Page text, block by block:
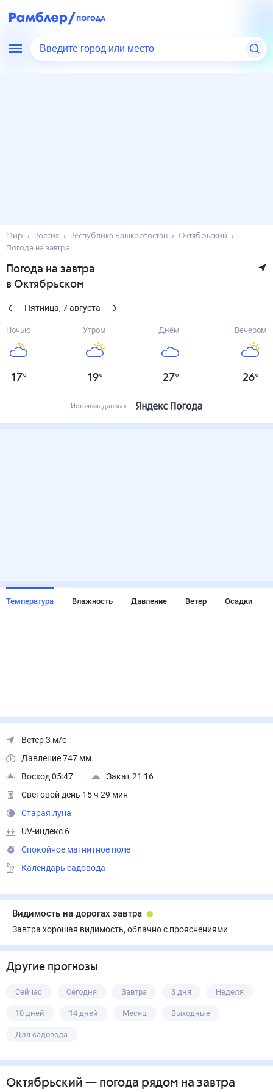
Введите город или место
Мир Россия Республика Башкортостан
Октябрьский
Погода на завтра
Погода на завтра
в Октябрьском
Пятница, 7августа
Ночью
17°
Утром
19°
Днём
27°
Вечером
26°
Источник данных
Температура Влажность Давление Ветер Осадки
Ветер 3 м/с
Давление 747 мм
Восход 05:47
Закат 21:16
Световой день 15 ч 29 мин
Старая луна
UV-индекс 6
Спокойное магнитное поле
Календарь садовода
Видимость на дорогах завтра
Завтра хорошая видимость, облачно с прояснениями
Другие прогнозы
Сейчас Сегодня Завтра 3 дня Неделя
10 дней 14 дней Месяц Выходные
Для садовода
Октябрьский — погода рядом на завтра